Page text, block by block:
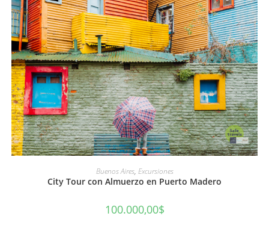
AÑADIR AL CARRITO
Buenos Aires, Excursiones
City Tour con Almuerzo en Puerto Madero
100.000,00$